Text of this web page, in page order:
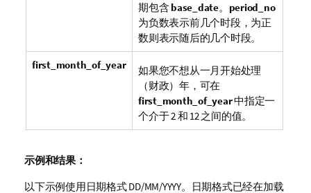
期包含 base_date。 period_no
为负数表示前几个时段，为正
数则表示随后的几个时段。
first_month_of_year
如果您不想从一月开始处理
（财政）年，可在
first_month_of_year中指定一
个介于 2 和 12 之间的值。
示例和结果：
以下示例使用日期格式 DD/MM/YYYY。日期格式已经在加载